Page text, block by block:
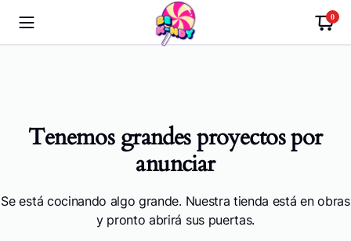
0
Tenemos grandes proyectos por
anunciar
Se está cocinando algo grande. Nuestra tienda está en obras
y pronto abrirá sus puertas.